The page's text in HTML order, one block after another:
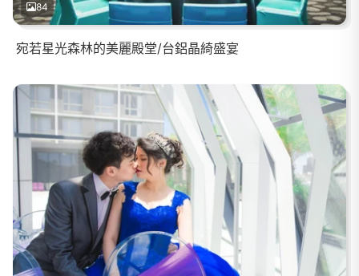
84
宛若星光森林的美麗殿堂/台鋁晶綺盛宴